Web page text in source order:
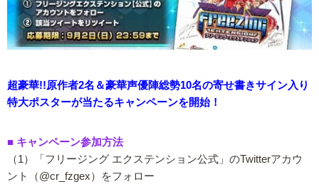
超豪華!!原作者2名＆豪華声優陣総勢10名の寄せ書きサイン入り
特大ポスターが当たるキャンペーンを開始！
■ キャンペーン参加方法
（1）「フリージング エクステンション公式」のTwitterアカウ
ント（@cr_fzgex）をフォロー